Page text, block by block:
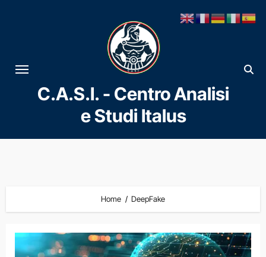
al
contenuto
C.A.S.I. - Centro Analisi
e Studi Italus
Home DeepFake